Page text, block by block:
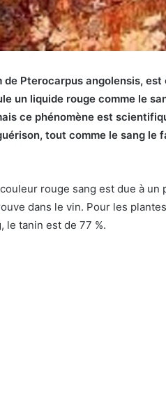
de Pterocarpus angolensis,
un liquide rouge comme le
ce phénomène est
tout comme le sang le
rouge sang est due à un
dans le vin. Pour les
le tanin est de 77 %.